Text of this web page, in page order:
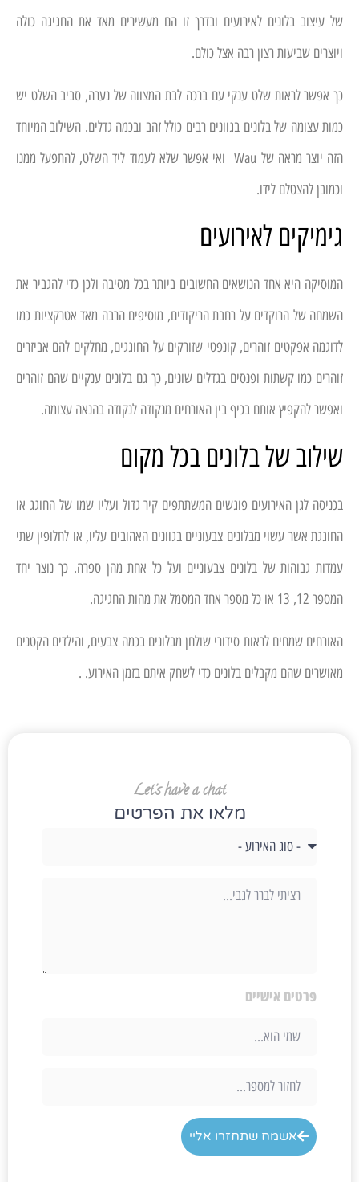
Let's have a chat
מלאו את הפרטים
פרטים אישיים
אשמח שתחזרו אליי
של עיצוב בלונים לאירועים ובדרך זו הם מעשירים מאד את החגיגה כולה
ויוצרים שביעות רצון רבה אצל כולם.
כך אפשר לראות שלט ענקי עם ברכה לבת המצווה של נערה, סביב השלט יש
כמות עצומה של בלונים בגוונים רבים כולל זהב ובכמה גדלים. השילוב המיוחד
הזה יוצר מראה של Wau ואי אפשר שלא לעמוד ליד השלט, להתפעל ממנו
וכמובן להצטלם לידו.
גימיקים לאירועים
המוסיקה היא אחד הנושאים החשובים ביותר בכל מסיבה ולכן כדי להגביר את
השמחה של הרוקדים על רחבת הריקודים, מוסיפים הרבה מאד אטרקציות כמו
לדוגמה אפקטים זוהרים, קונפטי שזורקים על החוגגים, מחלקים להם אביזרים
זוהרים כמו קשתות ופנסים בגדלים שונים, כך גם בלונים ענקיים שהם זוהרים
ואפשר להקפיץ אותם בכיף בין האורחים מנקודה לנקודה בהנאה עצומה.
שילוב של בלונים בכל מקום
בכניסה לגן האירועים פוגשים המשתתפים קיר גדול ועליו שמו של החוגג או
החוגגת אשר עשוי מבלונים צבעוניים בגוונים האהובים עליו, או לחלופין שתי
עמדות גבוהות של בלונים צבעוניים ועל כל אחת מהן ספרה. כך נוצר יחד
המספר 12, 13 או כל מספר אחד המסמל את מהות החגיגה.
האורחים שמחים לראות סידורי שולחן מבלונים בכמה צבעים, והילדים הקטנים
מאושרים שהם מקבלים בלונים כדי לשחק איתם בזמן האירוע. .